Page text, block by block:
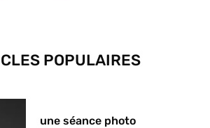
POPULAIRES
une séance photo